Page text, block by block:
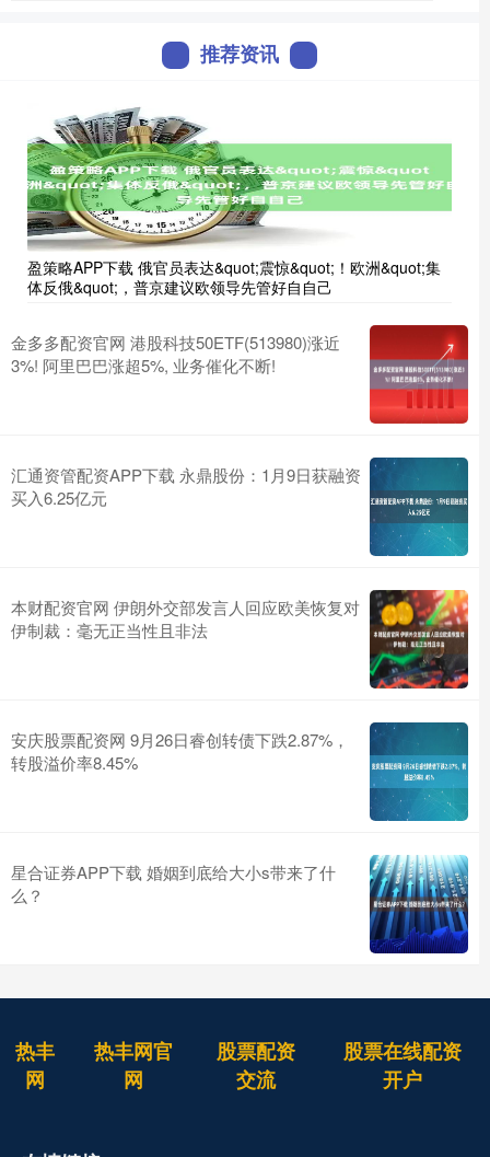
推荐资讯
盈策略APP下载 俄官员表达&quot;震惊&quot;！欧洲&quot;集
体反俄&quot;，普京建议欧领导先管好自自己
金多多配资官网 港股科技50ETF(513980)涨近
3%! 阿里巴巴涨超5%, 业务催化不断!
汇通资管配资APP下载 永鼎股份：1月9日获融资
买入6.25亿元
本财配资官网 伊朗外交部发言人回应欧美恢复对
伊制裁：毫无正当性且非法
安庆股票配资网 9月26日睿创转债下跌2.87%，
转股溢价率8.45%
星合证券APP下载 婚姻到底给大小s带来了什
么？
热丰
网
热丰网官
网
股票配资
交流
股票在线配资
开户